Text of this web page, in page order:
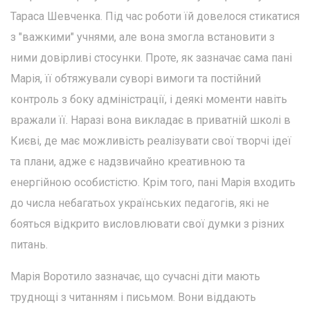
Тараса Шевченка. Під час роботи їй довелося стикатися
з "важкими" учнями, але вона змогла встановити з
ними довірливі стосунки. Проте, як зазначає сама пані
Марія, її обтяжували суворі вимоги та постійний
контроль з боку адміністрації, і деякі моменти навіть
вражали її. Наразі вона викладає в приватній школі в
Києві, де має можливість реалізувати свої творчі ідеї
та плани, адже є надзвичайно креативною та
енергійною особистістю. Крім того, пані Марія входить
до числа небагатьох українських педагогів, які не
бояться відкрито висловлювати свої думки з різних
питань.
Марія Воротило зазначає, що сучасні діти мають
труднощі з читанням і письмом. Вони віддають